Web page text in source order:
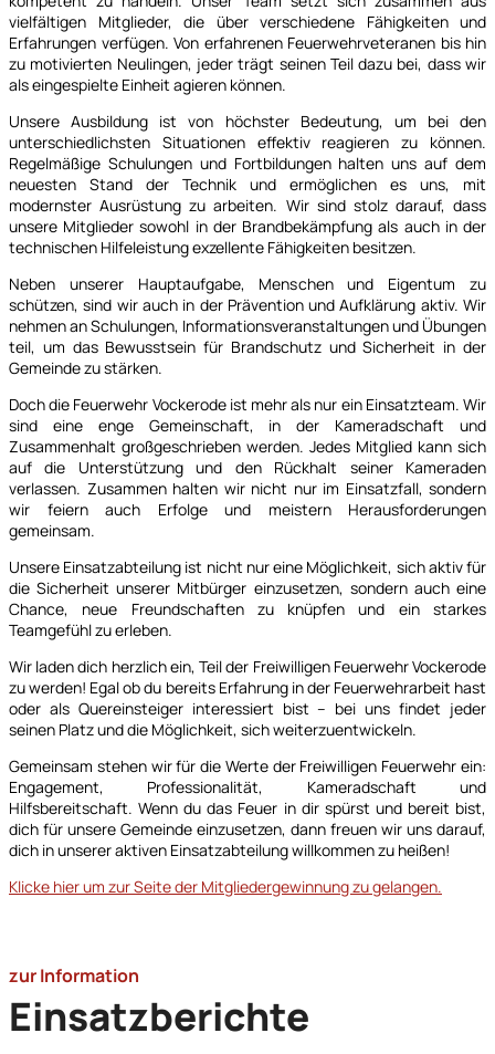
vielfältigen Mitglieder, die über verschiedene Fähigkeiten und
Erfahrungen verfügen. Von erfahrenen Feuerwehrveteranen bis hin
zu motivierten Neulingen, jeder trägt seinen Teil dazu bei, dass wir
als eingespielte Einheit agieren können.
Unsere Ausbildung ist von höchster Bedeutung, um bei den
unterschiedlichsten Situationen effektiv reagieren zu können.
Regelmäßige Schulungen und Fortbildungen halten uns auf dem
neuesten Stand der Technik und ermöglichen es uns, mit
modernster Ausrüstung zu arbeiten. Wir sind stolz darauf, dass
unsere Mitglieder sowohl in der Brandbekämpfung als auch in der
technischen Hilfeleistung exzellente Fähigkeiten besitzen.
Neben unserer Hauptaufgabe, Menschen und Eigentum zu
schützen, sind wir auch in der Prävention und Aufklärung aktiv. Wir
nehmen an Schulungen, Informationsveranstaltungen und Übungen
teil, um das Bewusstsein für Brandschutz und Sicherheit in der
Gemeinde zu stärken.
Doch die Feuerwehr Vockerode ist mehr als nur ein Einsatzteam. Wir
sind eine enge Gemeinschaft, in der Kameradschaft und
Zusammenhalt großgeschrieben werden. Jedes Mitglied kann sich
auf die Unterstützung und den Rückhalt seiner Kameraden
verlassen. Zusammen halten wir nicht nur im Einsatzfall, sondern
wir feiern auch Erfolge und meistern Herausforderungen
gemeinsam.
Unsere Einsatzabteilung ist nicht nur eine Möglichkeit, sich aktiv für
die Sicherheit unserer Mitbürger einzusetzen, sondern auch eine
Chance, neue Freundschaften zu knüpfen und ein starkes
Teamgefühl zu erleben.
Wir laden dich herzlich ein, Teil der Freiwilligen Feuerwehr Vockerode
zu werden! Egal ob du bereits Erfahrung in der Feuerwehrarbeit hast
oder als Quereinsteiger interessiert bist – bei uns findet jeder
seinen Platz und die Möglichkeit, sich weiterzuentwickeln.
Gemeinsam stehen wir für die Werte der Freiwilligen Feuerwehr ein:
Engagement, Professionalität, Kameradschaft und
Hilfsbereitschaft. Wenn du das Feuer in dir spürst und bereit bist,
dich für unsere Gemeinde einzusetzen, dann freuen wir uns darauf,
dich in unserer aktiven Einsatzabteilung willkommen zu heißen!
Klicke hier um zur Seite der Mitgliedergewinnung zu gelangen.
zur Information
Einsatzberichte